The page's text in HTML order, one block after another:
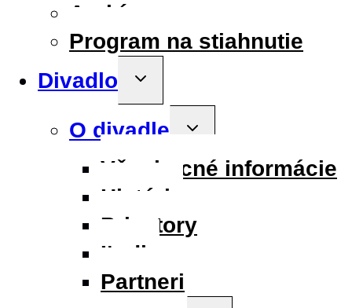
Archív
Program na stiahnutie
Divadlo
Toggle
menu
O divadle
Toggle
Všeobecné informácie
História
Priestory
Ľudia
Partneri